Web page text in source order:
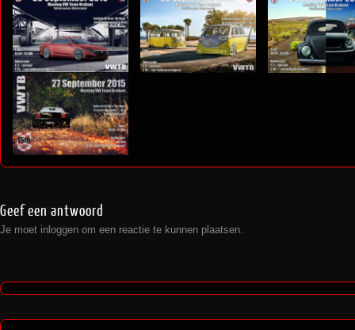
VW Team Brabant 2018Meeting VW Team Brabant 2017
Geef een antwoord
Je moet inloggen om een reactie te kunnen plaatsen.